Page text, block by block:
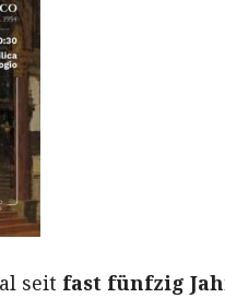
seit fast fünfzig